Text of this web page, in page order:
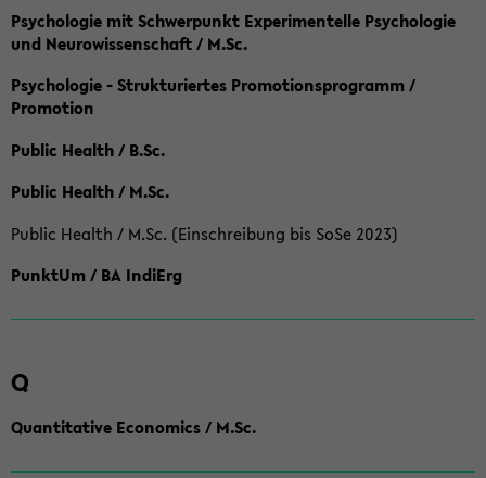
Psychologie mit Schwerpunkt Experimentelle Psychologie
und Neurowissenschaft / M.Sc.
Psychologie - Strukturiertes Promotionsprogramm /
Promotion
Public Health / B.Sc.
Public Health / M.Sc.
Public Health / M.Sc. (Einschreibung bis SoSe 2023)
PunktUm / BA IndiErg
Q
Quantitative Economics / M.Sc.